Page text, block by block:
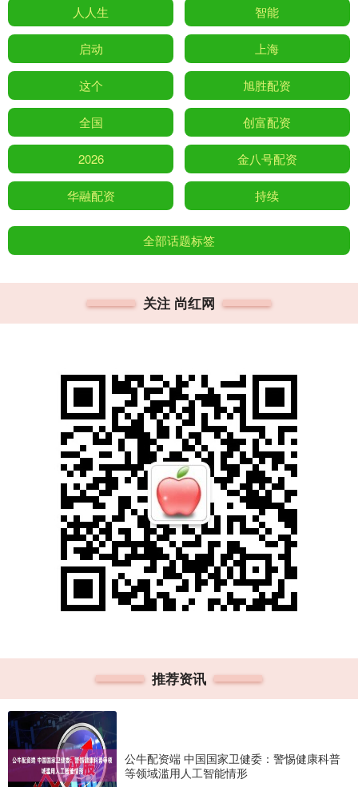
人人生 智能
启动 上海
这个 旭胜配资
全国 创富配资
2026 金八号配资
华融配资 持续
全部话题标签
关注 尚红网
推荐资讯
公牛配资端 中国国家卫健委：警惕健康科普
等领域滥用人工智能情形